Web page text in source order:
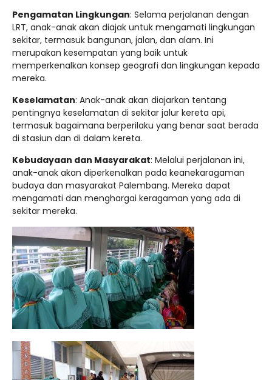
Pengamatan Lingkungan: Selama perjalanan dengan
LRT, anak-anak akan diajak untuk mengamati lingkungan
sekitar, termasuk bangunan, jalan, dan alam. Ini
merupakan kesempatan yang baik untuk
memperkenalkan konsep geografi dan lingkungan kepada
mereka.
Keselamatan: Anak-anak akan diajarkan tentang
pentingnya keselamatan di sekitar jalur kereta api,
termasuk bagaimana berperilaku yang benar saat berada
di stasiun dan di dalam kereta.
Kebudayaan dan Masyarakat: Melalui perjalanan ini,
anak-anak akan diperkenalkan pada keanekaragaman
budaya dan masyarakat Palembang. Mereka dapat
mengamati dan menghargai keragaman yang ada di
sekitar mereka.